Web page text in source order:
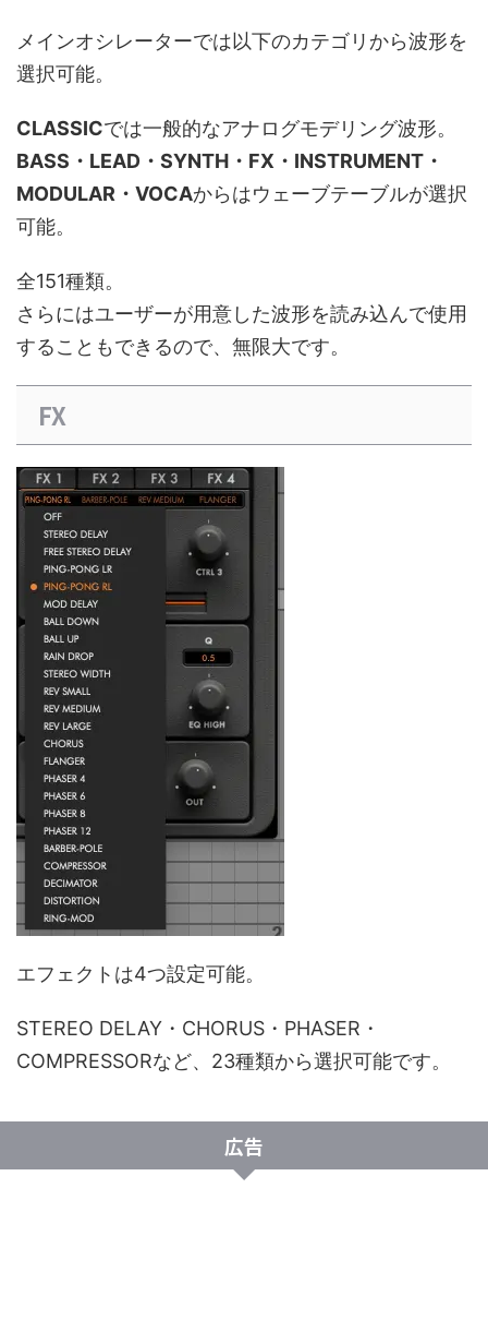
メインオシレーターでは以下のカテゴリから波形を
選択可能。
CLASSICでは一般的なアナログモデリング波形。
BASS・LEAD・SYNTH・FX・INSTRUMENT・
MODULAR・VOCAからはウェーブテーブルが選択
可能。
全151種類。
さらにはユーザーが用意した波形を読み込んで使用
することもできるので、無限大です。
FX
エフェクトは4つ設定可能。
STEREO DELAY・CHORUS・PHASER・
COMPRESSORなど、23種類から選択可能です。
広告